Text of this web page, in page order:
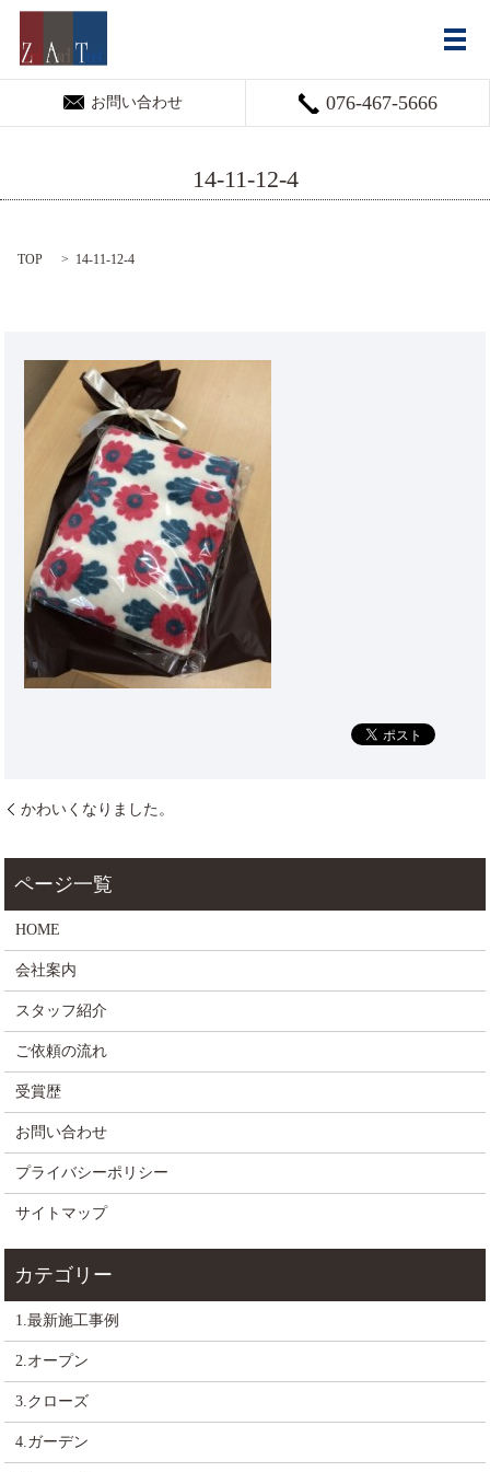
お問い合わせ 076-467-5666
メ
14-11-12-4
TOP 14-11-12-4
かわいくなりました。
HOME
会社案内
スタッフ紹介
ご依頼の流れ
受賞歴
お問い合わせ
プライバシーポリシー
サイトマップ
1.最新施工事例
2.オープン
3.クローズ
4.ガーデン